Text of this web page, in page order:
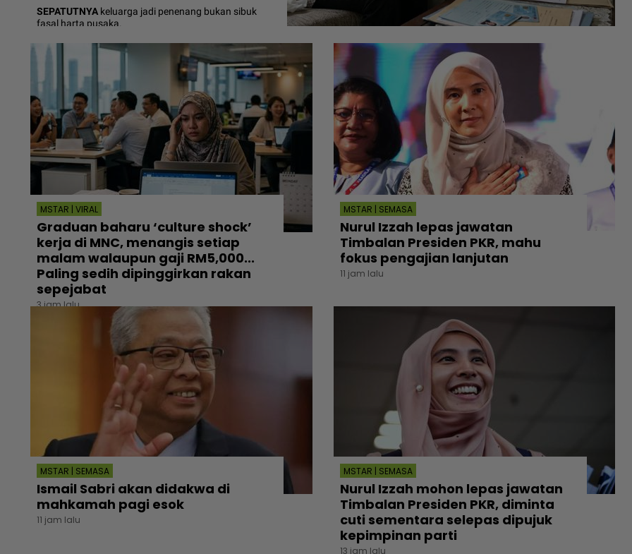
SEPATUTNYA keluarga jadi penenang bukan sibuk
fasal harta pusaka.
MSTAR | VIRAL
Graduan baharu ‘culture shock’
kerja di MNC, menangis setiap
malam walaupun gaji RM5,000...
Paling sedih dipinggirkan rakan
sepejabat
3 jam lalu
MSTAR | SEMASA
Nurul Izzah lepas jawatan
Timbalan Presiden PKR, mahu
fokus pengajian lanjutan
11 jam lalu
MSTAR | SEMASA
Ismail Sabri akan didakwa di
mahkamah pagi esok
11 jam lalu
MSTAR | SEMASA
Nurul Izzah mohon lepas jawatan
Timbalan Presiden PKR, diminta
cuti sementara selepas dipujuk
kepimpinan parti
13 jam lalu